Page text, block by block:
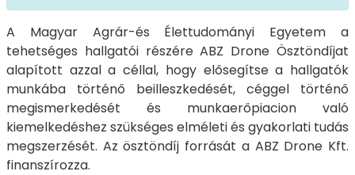
A Magyar Agrár-és Élettudományi Egyetem a
tehetséges hallgatói részére ABZ Drone Ösztöndíjat
alapított azzal a céllal, hogy elősegítse a hallgatók
munkába történő beilleszkedését, céggel történő
megismerkedését és munkaerőpiacion való
kiemelkedéshez szükséges elméleti és gyakorlati tudás
megszerzését. Az ösztöndíj forrását a ABZ Drone Kft.
finanszírozza.